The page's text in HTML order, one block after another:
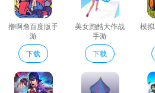
魔性弹力球优势
游戏玩法简单易用。在游戏中体验
人。
让您的空闲时间不再无聊每天的生活充
游戏玩法简单易用。在游戏中体验更
撸啊撸百度版手
游
下载
美女跑酷大作战
手游
下载
模